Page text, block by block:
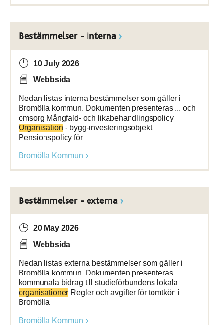
Bestämmelser - interna
10 July 2026
Webbsida
Nedan listas interna bestämmelser som gäller i
Bromölla kommun. Dokumenten presenteras ... och
omsorg Mångfald- och likabehandlingspolicy
Organisation - bygg-investeringsobjekt
Pensionspolicy för
Bromölla Kommun
Bestämmelser - externa
20 May 2026
Webbsida
Nedan listas externa bestämmelser som gäller i
Bromölla kommun. Dokumenten presenteras ...
kommunala bidrag till studieförbundens lokala
organisationer Regler och avgifter för tomtkön i
Bromölla
Bromölla Kommun